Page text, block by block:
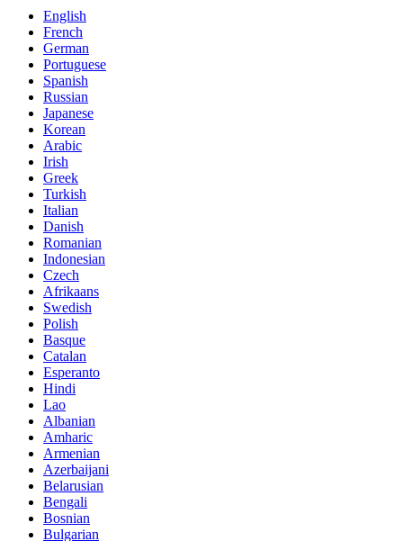
English
French
German
Portuguese
Spanish
Russian
Japanese
Korean
Arabic
Irish
Greek
Turkish
Italian
Danish
Romanian
Indonesian
Czech
Afrikaans
Swedish
Polish
Basque
Catalan
Esperanto
Hindi
Lao
Albanian
Amharic
Armenian
Azerbaijani
Belarusian
Bengali
Bosnian
Bulgarian